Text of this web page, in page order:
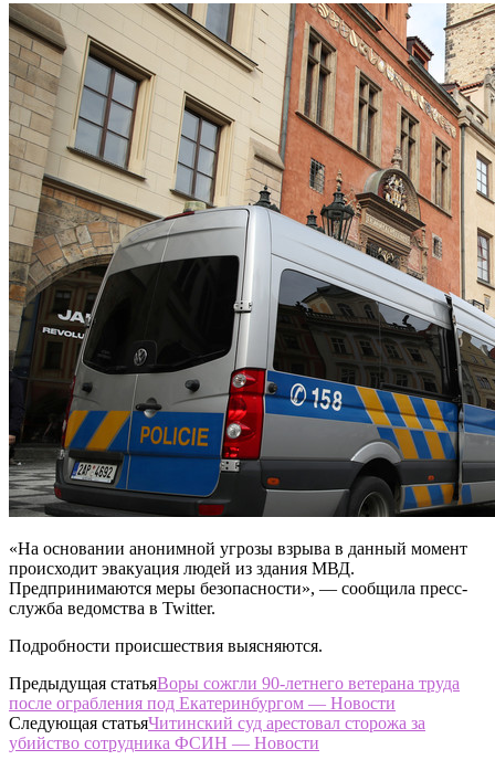
«На основании анонимной угрозы взрыва в данный момент
происходит эвакуация людей из здания МВД.
Предпринимаются меры безопасности», — сообщила пресс-
служба ведомства в Twitter.
Подробности происшествия выясняются.
Предыдущая статьяВоры сожгли 90-летнего ветерана труда
после ограбления под Екатеринбургом — Новости
Следующая статьяЧитинский суд арестовал сторожа за
убийство сотрудника ФСИН — Новости